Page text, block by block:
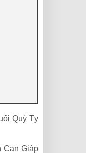
Quý Tỵ
Can Giáp